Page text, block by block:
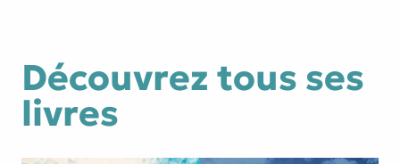
Découvrez tous ses
livres